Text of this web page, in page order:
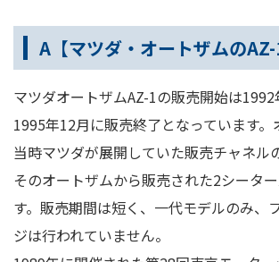
A【マツダ・オートザムのAZ-
マツダオートザムAZ-1の販売開始は1992
1995年12月に販売終了となっています。
当時マツダが展開していた販売チャネル
そのオートザムから販売された2シータ
す。販売期間は短く、一代モデルのみ、
ジは行われていません。